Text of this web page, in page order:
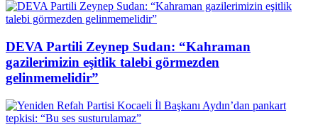
DEVA Partili Zeynep Sudan: “Kahraman
gazilerimizin eşitlik talebi görmezden
gelinmemelidir”